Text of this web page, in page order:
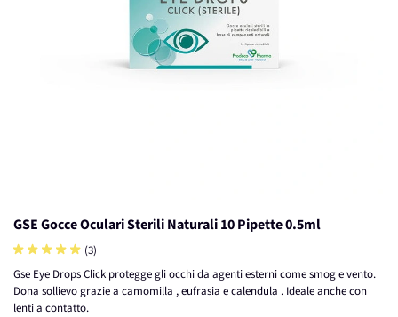
GSE Gocce Oculari Sterili Naturali 10 Pipette 0.5ml
(3)
Gse Eye Drops Click protegge gli occhi da agenti esterni come smog e vento.
Dona sollievo grazie a camomilla , eufrasia e calendula . Ideale anche con
lenti a contatto.